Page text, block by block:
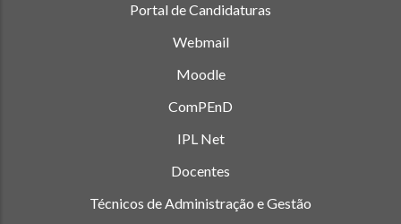
Portal de Candidaturas
Webmail
Moodle
ComPEnD
IPL Net
Docentes
Técnicos de Administração e Gestão